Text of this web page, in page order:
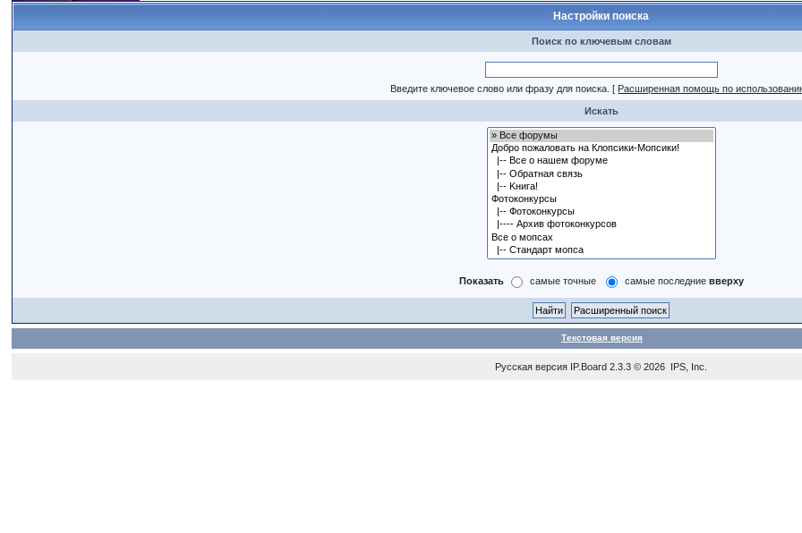
Настройки поиска
Поиск по ключевым словам
Введите ключевое слово или фразу для поиска. [ Расширенная помощь по
Искать
Показать самые точные самые последние вверху
Текстовая версия
Русская версия IP.Board 2.3.3 © 2026 IPS, Inc